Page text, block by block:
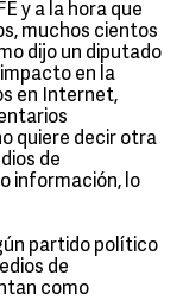
y a la hora que
muchos cientos
dijo un diputado
en la
en Internet,
quiere decir otra
de
información, lo
partido político
de
como